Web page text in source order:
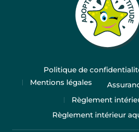
Politique de
Mentions légales
Règlement
Règlement intérieur